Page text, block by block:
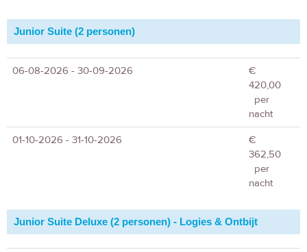
Junior Suite (2 personen)
06-08-2026 - 30-09-2026
€
420,00
per
nacht
01-10-2026 - 31-10-2026
€
362,50
per
nacht
Junior Suite Deluxe (2 personen) - Logies & Ontbijt